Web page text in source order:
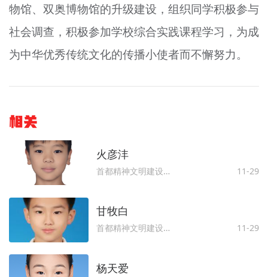
物馆、双奥博物馆的升级建设，组织同学积极参与
社会调查，积极参加学校综合实践课程学习，为成
为中华优秀传统文化的传播小使者而不懈努力。
相关
火彦沣
首都精神文明建设委员会办公室 11-29
甘牧白
首都精神文明建设委员会办公室 11-29
杨天爱